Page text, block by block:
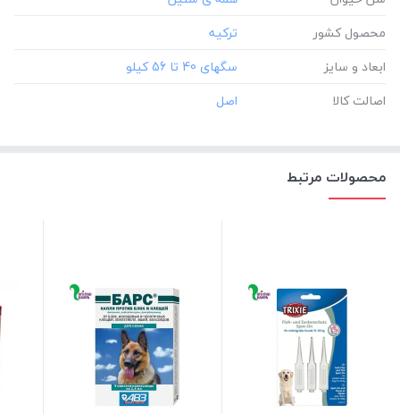
محصول کشور
ابعاد و سایز
اصالت کالا
محصولات مرتبط